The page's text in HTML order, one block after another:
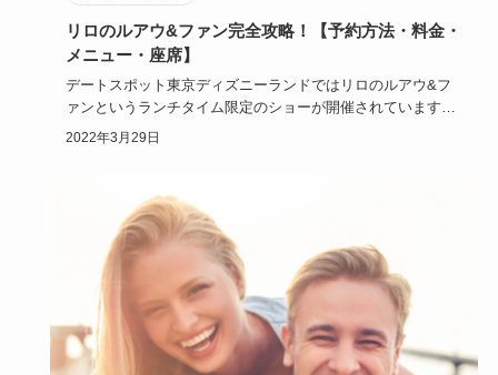
リロのルアウ&ファン完全攻略！【予約方法・料金・
メニュー・座席】
デートスポット東京ディズニーランドではリロのルアウ&フ
ァンというランチタイム限定のショーが開催されています。
今回はデートス…
2022年3月29日